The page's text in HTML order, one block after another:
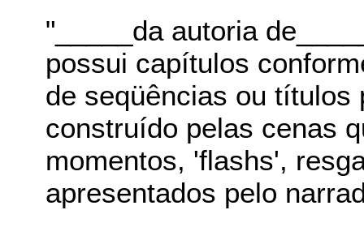
"_____da autoria
possui capítulos
de seqüências ou
construído pelas cenas
momentos, 'flashs',
apresentados pelo